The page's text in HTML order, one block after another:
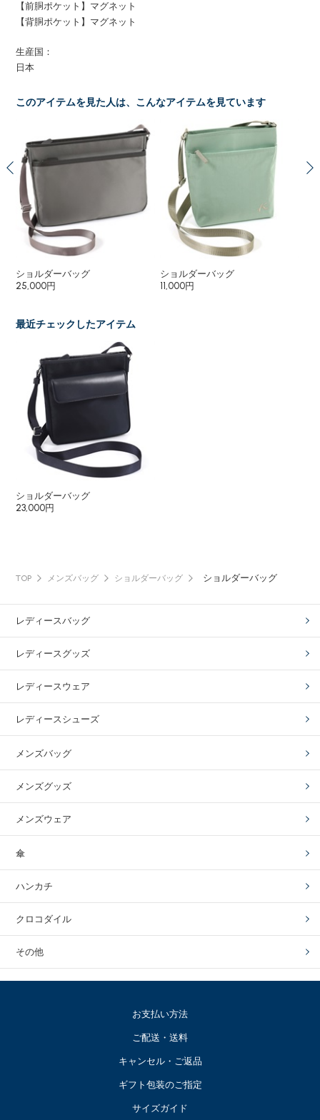
【前胴ポケット】マグネット
【背胴ポケット】マグネット
生産国：
日本
このアイテムを見た人は、こんなアイテムを見ています
ショルダーバッグ
25,000円
ショルダーバッグ
11,000円
最近チェックしたアイテム
ショルダーバッグ
23,000円
TOP メンズバッグ ショルダーバッグ ショルダーバッグ
レディースバッグ
レディースグッズ
レディースウェア
レディースシューズ
メンズバッグ
メンズグッズ
メンズウェア
傘
ハンカチ
クロコダイル
その他
お支払い方法
ご配送・送料
キャンセル・ご返品
ギフト包装のご指定
サイズガイド